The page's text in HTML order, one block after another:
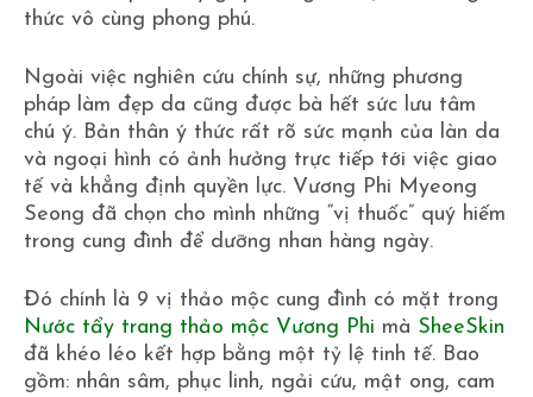
thức vô cùng phong phú.
Ngoài việc nghiên cứu chính sự, những phương
pháp làm đẹp da cũng được bà hết sức lưu tâm
chú ý. Bản thân ý thức rất rõ sức mạnh của làn da
và ngoại hình có ảnh hưởng trực tiếp tới việc giao
tế và khẳng định quyền lực. Vương Phi Myeong
Seong đã chọn cho mình những “vị thuốc” quý hiếm
trong cung đình để dưỡng nhan hàng ngày.
Đó chính là 9 vị thảo mộc cung đình có mặt trong
Nước tẩy trang thảo mộc Vương Phi mà SheeSkin
đã khéo léo kết hợp bằng một tỷ lệ tinh tế. Bao
gồm: nhân sâm, phục linh, ngải cứu, mật ong, cam